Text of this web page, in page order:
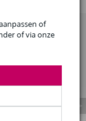
of
of via onze